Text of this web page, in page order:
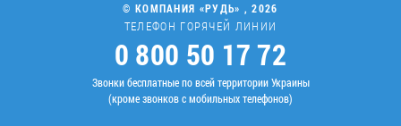
© КОМПАНИЯ «РУДЬ» , 2026
ТЕЛЕФОН ГОРЯЧЕЙ ЛИНИИ
0 800 50 17 72
Звонки бесплатные по всей территории Украины
(кроме звонков с мобильных телефонов)